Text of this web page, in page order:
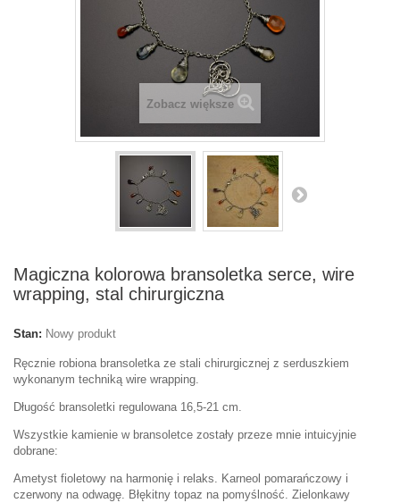
Zobacz większe
Magiczna kolorowa bransoletka serce, wire
wrapping, stal chirurgiczna
Stan: Nowy produkt
Ręcznie robiona bransoletka ze stali chirurgicznej z serduszkiem
wykonanym techniką wire wrapping.
Długość bransoletki regulowana 16,5-21 cm.
Wszystkie kamienie w bransoletce zostały przeze mnie intuicyjnie
dobrane:
Ametyst fioletowy na harmonię i relaks. Karneol pomarańczowy i
czerwony na odwagę. Błękitny topaz na pomyślność. Zielonkawy